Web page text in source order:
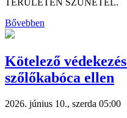
Bővebben
Kötelező
szőlőkabóca ellen
2026. június 10., szerda 05:00